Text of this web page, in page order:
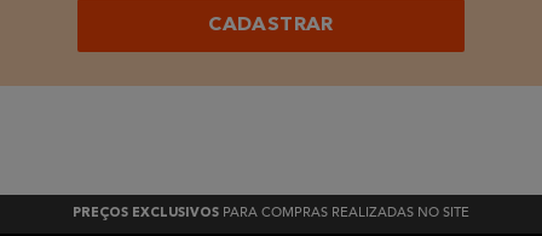
CADASTRAR
PREÇOS EXCLUSIVOS PARA COMPRAS REALIZADAS NO SITE